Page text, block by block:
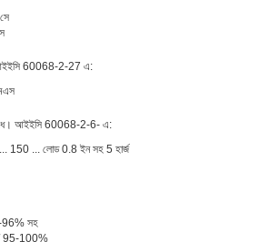
60068-2-27 এ:
আইইসি 60068-2-6- এ:
150 ... লোড 0.8 ইন সহ 5 হার্জ
96% সহ
/ 95-100%